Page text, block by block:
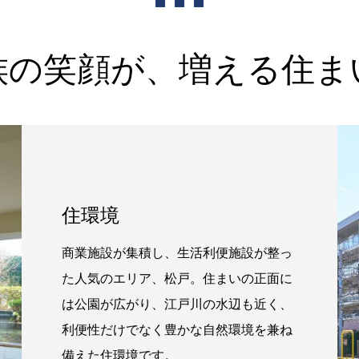
の笑顔が、増える住ま
住環境
商業施設が集積し、生活利便施設が整っ
た人気のエリア、松戸。住まいの正面に
は公園が広がり、江戸川の水辺も近く、
利便性だけでなく豊かな自然環境を兼ね
備えた住環境です。